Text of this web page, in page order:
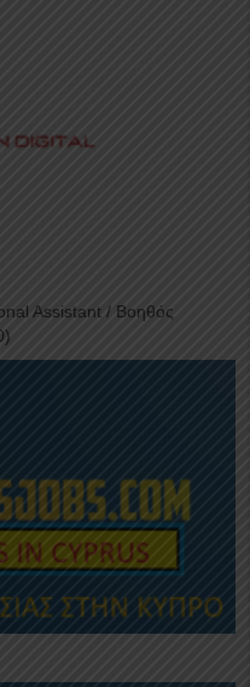
Assistant / Βοηθός